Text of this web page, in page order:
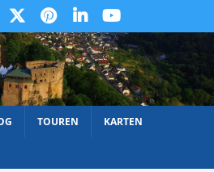
TOUREN KARTEN